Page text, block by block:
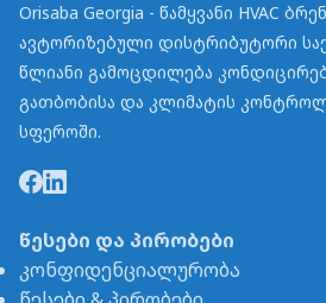
Orisaba Georgia - წამყვანი HVAC
ავტორიზებული დისტრიბუტორი
წლიანი გამოცდილება
გათბობისა და კლიმატის
სფეროში.
წესები და პირობები
კონფიდენციალურობა